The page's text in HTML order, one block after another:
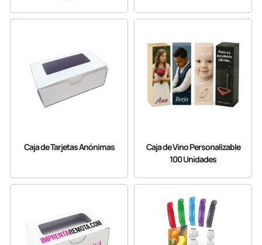
Caja de Tarjetas Anónimas
Caja de Vino Personalizable
100 Unidades